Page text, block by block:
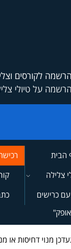
לקורסים
על טיולי
הבית
צלילה
"מעבר
כרישים
מנוי דחיסות או